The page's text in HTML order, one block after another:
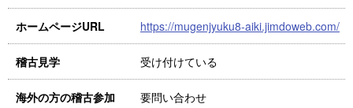
ホームページURL https://mugenjyuku8-aiki.jimdoweb.com/
稽古見学 受け付けている
海外の方の稽古参加 要問い合わせ